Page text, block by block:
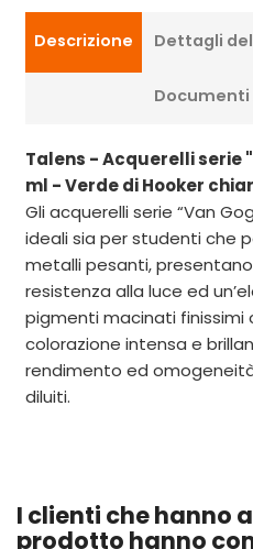
Descrizione Dettagli
Documenti
Talens - Acquerelli serie
ml - Verde di Hooker
Gli acquerelli serie “Van
ideali sia per studenti che
metalli pesanti,
resistenza alla luce ed
pigmenti macinati finissimi
colorazione intensa e
rendimento ed
diluiti.
I clienti che hanno
prodotto hanno